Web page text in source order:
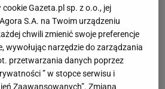
Gazeta.pl sp. z o.o., jej
S.A. na Twoim urządzeniu
chwili zmienić swoje preferencje
wywołując narzędzie do zarządzania
przetwarzania danych poprzez
” w stopce serwisu i
Zaawansowanych”. Zmiana